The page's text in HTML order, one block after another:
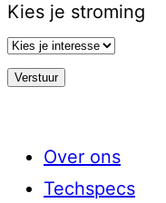
Kies je stroming
Over ons
Techspecs